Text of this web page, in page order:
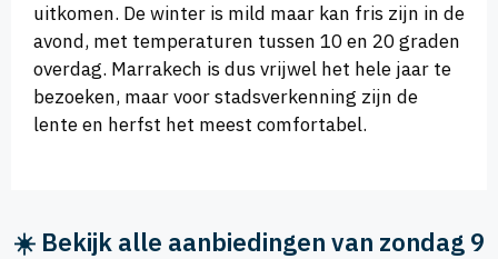
uitkomen. De winter is mild maar kan fris zijn in de
avond, met temperaturen tussen 10 en 20 graden
overdag. Marrakech is dus vrijwel het hele jaar te
bezoeken, maar voor stadsverkenning zijn de
lente en herfst het meest comfortabel.
☀️ Bekijk alle aanbiedingen van zondag 9